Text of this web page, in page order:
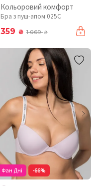
Кольоровий комфорт
Бра з пуш-апом 025C
359 ₴ 1 069₴
Фан Дні -66%